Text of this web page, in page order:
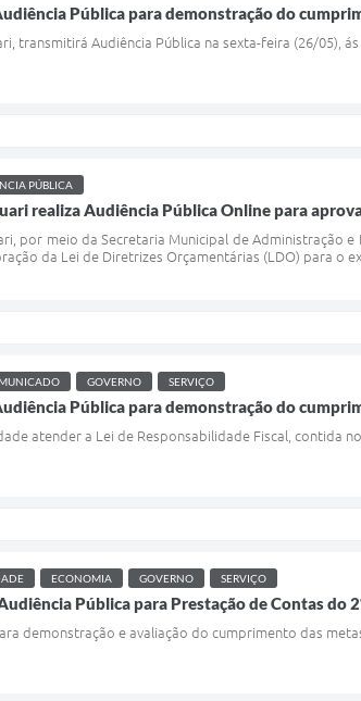
Pública para demonstração do
transmitirá Audiência Pública na sexta-feira (26/05),
PÚBLICA
realiza Audiência Pública Online para
por meio da Secretaria Municipal de Administração e
da Lei de Diretrizes Orçamentárias (LDO) para o
GOVERNO SERVIÇO
Pública para demonstração do
atender a Lei de Responsabilidade Fiscal, contida
ECONOMIA GOVERNO SERVIÇO
Pública para Prestação de Contas do
demonstração e avaliação do cumprimento das